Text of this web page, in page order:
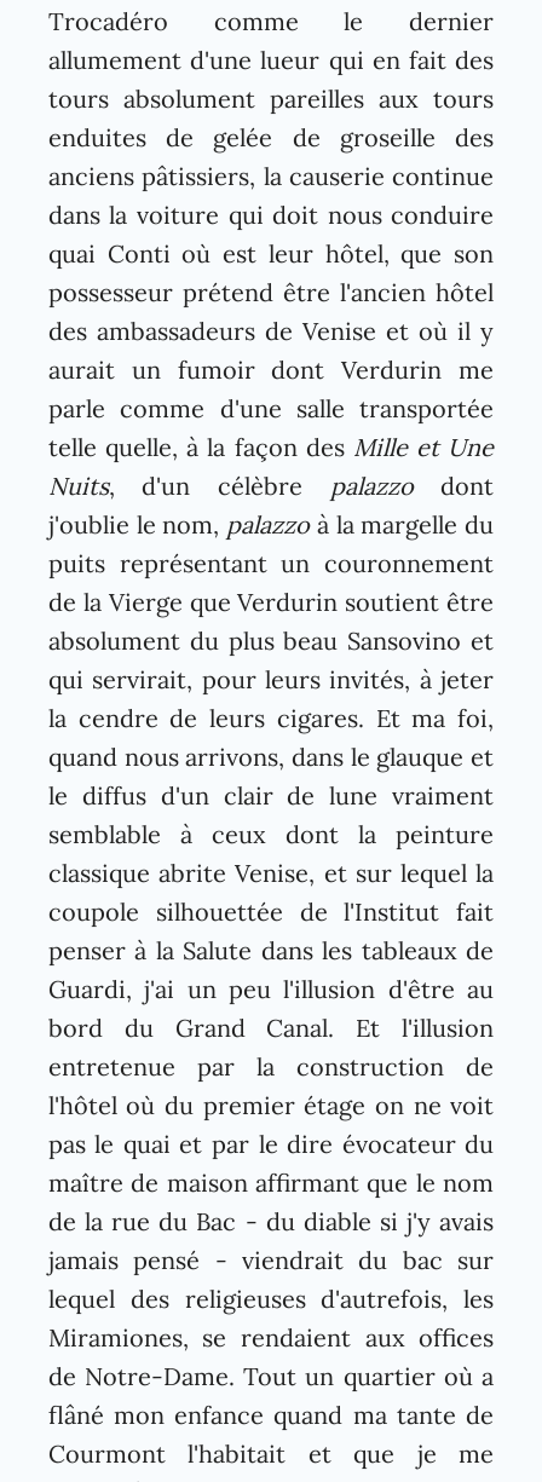
Trocadéro comme le dernier
allumement d'une lueur qui en fait des
tours absolument pareilles aux tours
enduites de gelée de groseille des
anciens pâtissiers, la causerie continue
dans la voiture qui doit nous conduire
quai Conti où est leur hôtel, que son
possesseur prétend être l'ancien hôtel
des ambassadeurs de Venise et où il y
aurait un fumoir dont Verdurin me
parle comme d'une salle transportée
telle quelle, à la façon des Mille et Une
Nuits, d'un célèbre palazzodont
j'oublie le nom, palazzoà la margelle du
puits représentant un couronnement
de la Vierge que Verdurin soutient être
absolument du plus beau Sansovino et
qui servirait, pour leurs invités, à jeter
la cendre de leurs cigares. Et ma foi,
quand nous arrivons, dans le glauque et
le diffus d'un clair de lune vraiment
semblable à ceux dont la peinture
classique abrite Venise, et sur lequel la
coupole silhouettée de l'Institut fait
penser à la Salute dans les tableaux de
Guardi, j'ai un peu l'illusion d'être au
bord du Grand Canal. Et l'illusion
entretenue par la construction de
l'hôtel où du premier étage on ne voit
pas le quai et par le dire évocateur du
maître de maison affirmant que le nom
de la rue du Bac - du diable si j'y avais
jamais pensé - viendrait du bac sur
lequel des religieuses d'autrefois, les
Miramiones, se rendaient aux offices
de Notre-Dame. Tout un quartier où a
flâné mon enfance quand ma tante de
Courmont l'habitait et que je me